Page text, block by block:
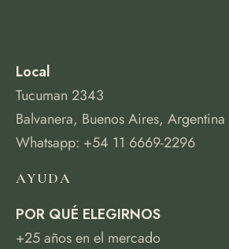
Local
Tucuman 2343
Balvanera, Buenos Aires, Argentina
Whatsapp: +54 11 6669-2296
AYUDA
POR QUÉ ELEGIRNOS
+25 años en el mercado